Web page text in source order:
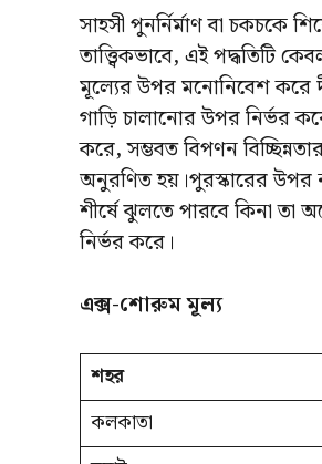
সাহসী পুনর্নির্মাণ বা
তাত্ত্বিকভাবে, এই পদ্ধতিটি
মূল্যের উপর মনোনিবেশ করে
গাড়ি চালানোর উপর নির্ভর
করে, সম্ভবত বিপণন
অনুরণিত হয়।পুরস্কারের উপর
শীর্ষে ঝুলতে পারবে কিনা তা
নির্ভর করে।
এক্স-শোরুম মূল্য
শহর
কলকাতা